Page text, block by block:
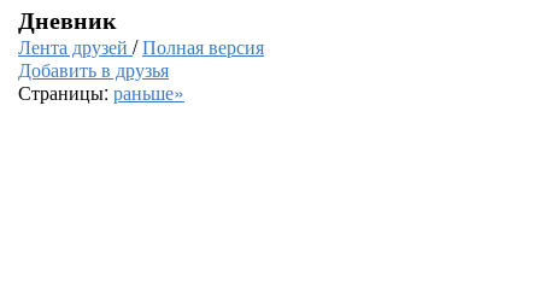
Дневник
Лента друзей /Полная версия
Добавить в друзья
Страницы: раньше»